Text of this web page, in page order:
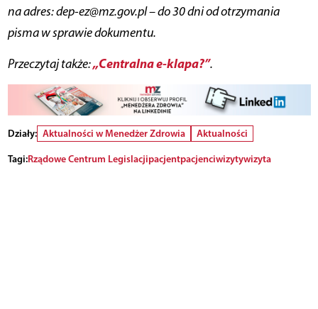
na adres: dep-ez@mz.gov.pl – do 30 dni od otrzymania
pisma w sprawie dokumentu.
Przeczytaj także:„Centralna e-klapa?”.
Działy: Aktualności w Menedżer Zdrowia
Aktualności
Tagi:Rządowe Centrum Legislacjipacjentpacjenciwizytywizyta